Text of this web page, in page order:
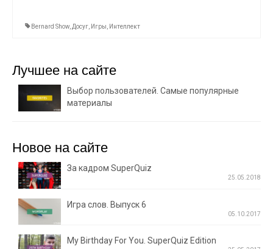
Bernard Show Досуг Игры Интеллект
Лучшее на сайте
Выбор пользователей. Самые популярные
материалы
Новое на сайте
За кадром SuperQuiz
25.05.2018
Игра слов. Выпуск 6
05.10.2017
My Birthday For You. SuperQuiz Edition